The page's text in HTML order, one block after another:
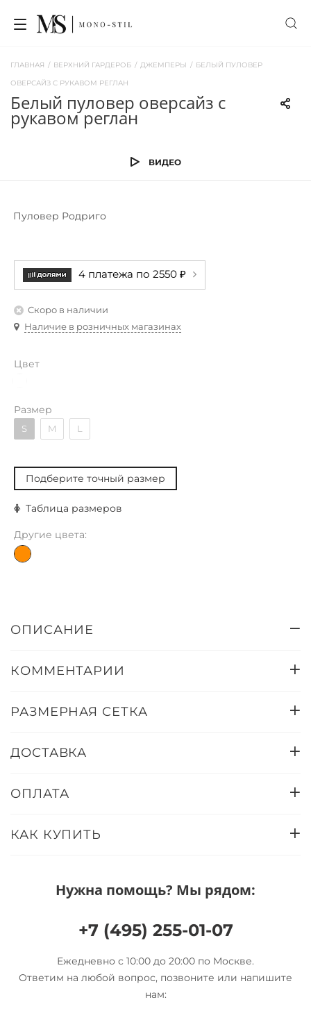
ГЛАВНАЯ / ВЕРХНИЙ ГАРДЕРОБ / ДЖЕМПЕРЫ / БЕЛЫЙ ПУЛОВЕР
ОВЕРСАЙЗ С РУКАВОМ РЕГЛАН
белый пуловер оверсайз с
рукавом реглан
ВИДЕО
Пуловер Родриго
4 платежа по 2550 ₽
Скоро в наличии
Наличие в розничных магазинах
Цвет
Размер
S M L
Подберите точный размер
Таблица размеров
Другие цвета:
ОПИСАНИЕ
КОММЕНТАРИИ
РАЗМЕРНАЯ СЕТКА
ДОСТАВКА
ОПЛАТА
КАК КУПИТЬ
Нужна помощь? Мы рядом:
+7 (495) 255-01-07
Ежедневно с 10:00 до 20:00 по Москве.
Ответим на любой вопрос, позвоните или напишите
нам: